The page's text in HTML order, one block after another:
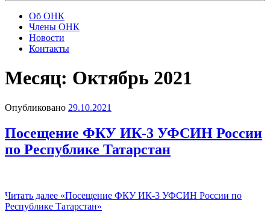
Об ОНК
Члены ОНК
Новости
Контакты
Месяц: Октябрь 2021
Опубликовано 29.10.2021
Посещение ФКУ ИК-3 УФСИН России
по Республике Татарстан
Читать далее «Посещение ФКУ ИК-3 УФСИН России по
Республике Татарстан»